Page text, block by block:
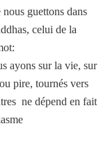
guettons dans
celui de la
ayons sur la vie, sur
pire, tournés vers
ne dépend en fait